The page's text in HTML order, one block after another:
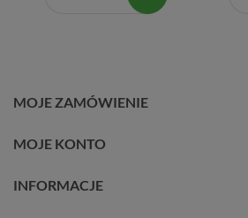
MOJE ZAMÓWIENIE
MOJE KONTO
INFORMACJE